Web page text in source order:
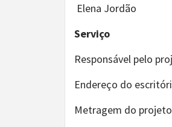
Elena Jordão
Serviço
Responsável pelo
Endereço do
Metragem do